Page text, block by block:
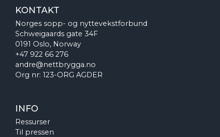
KONTAKT
Norges sopp- og nyttevekstforbund
Schweigaards gate 34F
0191 Oslo, Norway
+47 922 66 276
andre@nettbrygga.no
Org nr: 123-ORG AGDER
INFO
Ressurser
Til pressen